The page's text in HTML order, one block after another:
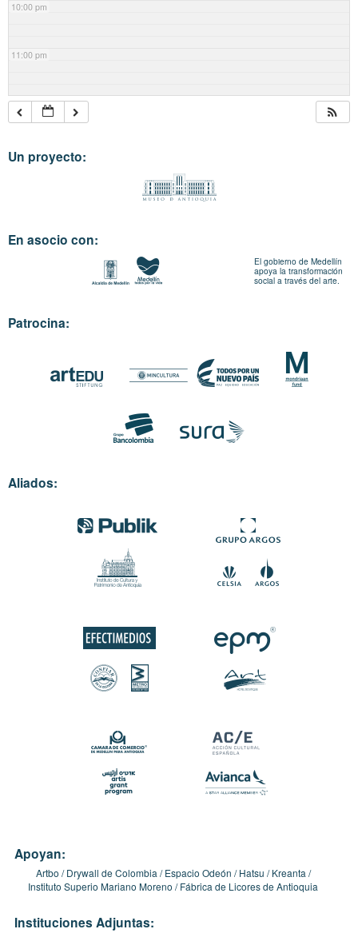
10:00 pm
11:00 pm
Un proyecto:
En asocio con:
El gobierno de Medellín
apoya la transformación
social a través del arte.
Patrocina:
Aliados:
Apoyan:
Artbo Drywall de Colombia Espacio Odeón Hatsu
Kreanta
Instituto Superio Mariano Moreno
Fábrica de Licores de Antioquia
Instituciones Adjuntas: